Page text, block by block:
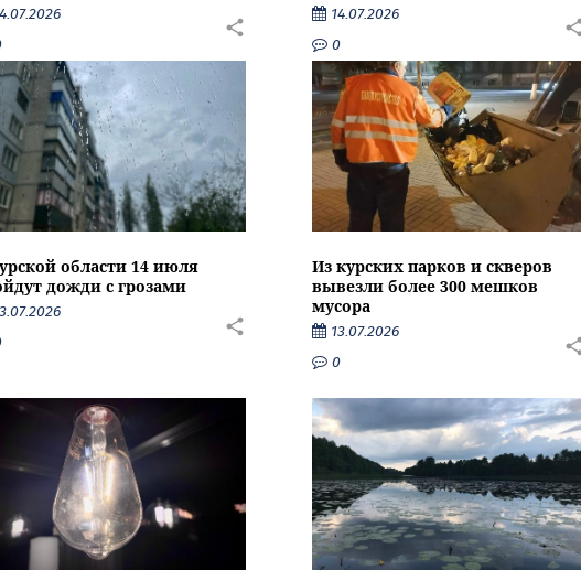
14.07.2026
0
области 14 июля
дожди с грозами
Из курских парков и скверов
вывезли более 300 мешков
мусора
13.07.2026
0